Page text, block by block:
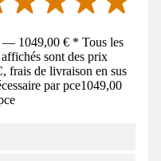
— 1049,00 € * Tous les
sont des prix
frais de livraison en sus
par pce1049,00